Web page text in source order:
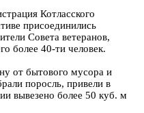
Котласского
присоединились
Совета ветеранов,
более 40-ти человек.
от бытового мусора и
поросль, привели в
вывезено более 50 куб. м